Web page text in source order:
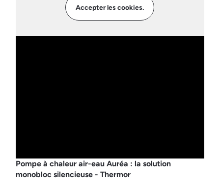
Accepter les cookies.
Pompe à chaleur air-eau Auréa : la solution
monobloc silencieuse - Thermor